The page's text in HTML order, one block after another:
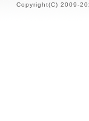
Copyright(C) 2009-